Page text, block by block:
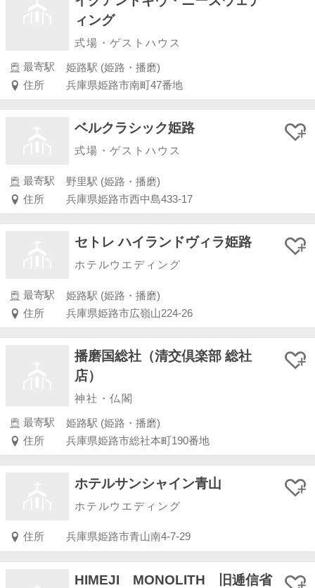
ィング
式場・ゲストハウス
最寄駅
姫路駅 (姫路・播磨)
住所
兵庫県姫路市南町47番地
ベルクラシック姫路
式場・ゲストハウス
最寄駅
野里駅 (姫路・播磨)
住所
兵庫県姫路市西中島433-17
セトレ ハイランドヴィラ姫路
ホテルウエディング
最寄駅
姫路駅 (姫路・播磨)
住所
兵庫県姫路市広嶺山224-26
播磨国総社（清交倶楽部 総社
店）
神社・仏閣
最寄駅
姫路駅 (姫路・播磨)
住所
兵庫県姫路市総社本町190番地
ホテルサンシャイン青山
ホテルウエディング
住所 兵庫県姫路市青山南4-7-29
HIMEJI MONOLITH 旧逓信省